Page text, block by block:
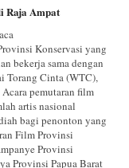
Raja Ampat
Konservasi yang
bekerja sama dengan
Torang Cinta (WTC),
pemutaran film
artis nasional
bagi penonton yang
Film Provinsi
Provinsi
Provinsi Papua Barat